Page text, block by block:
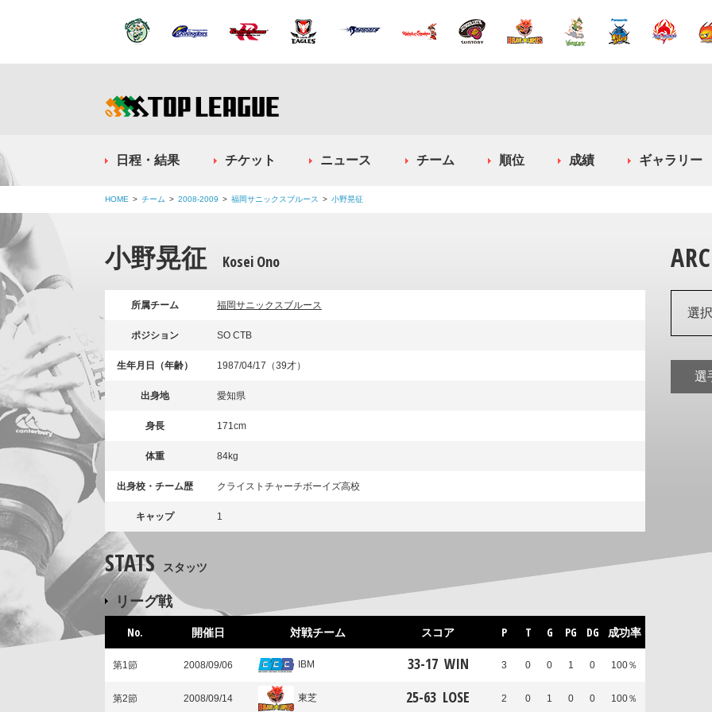
日程・結果 チケット ニュース チーム 順位 成績 ギャラリー
HOME チーム 2008-2009 福岡サニックスブルース 小野晃征
小野晃征 Kosei Ono
所属チーム 福岡サニックスブルース
ポジション SO CTB
生年月日（年齢） 1987/04/17（39才）
出身地 愛知県
身長 171cm
体重 84kg
出身校・チーム歴 クライストチャーチボーイズ高校
キャップ 1
STATS スタッツ
リーグ戦
No. 開催日 対戦チーム スコア P T G PG DG 成功率
第1節 2008/09/06 IBM 33-17 WIN 3 0 0 1 0 100％
第2節 2008/09/14 東芝 25-63 LOSE 2 0 1 0 0 100％
選
選